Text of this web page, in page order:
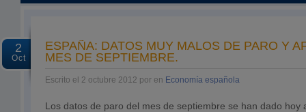
2
Oct
ESPAÑA: DATOS MUY MALOS DE PARO Y
MES DE SEPTIEMBRE.
Escrito el 2 octubre 2012 por en Economía española
Los datos de paro del mes de septiembre se han dado hoy